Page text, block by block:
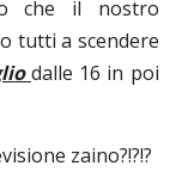
che il nostro
tutti a scendere
dalle 16 in poi
zaino?!?!?